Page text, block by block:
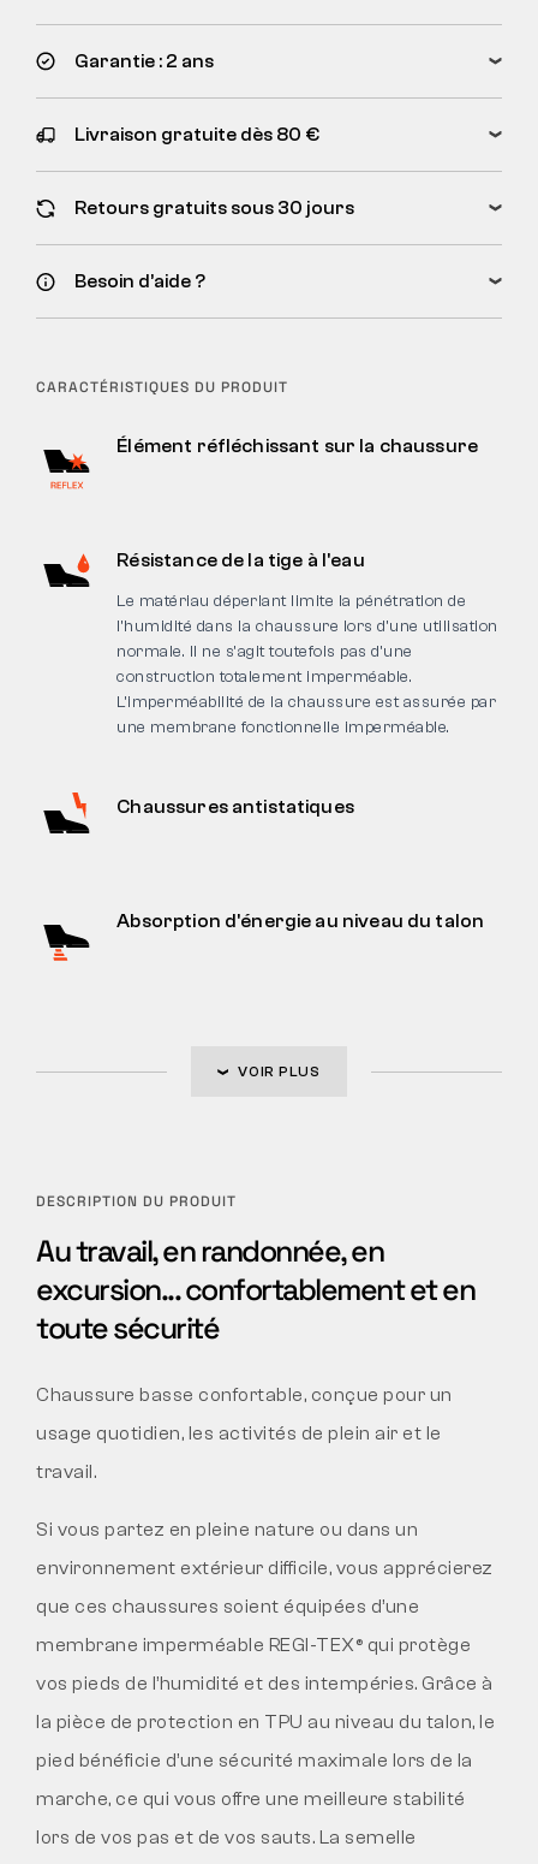
Garantie : 2 ans
Livraison gratuite dès 80 €
Retours gratuits sous 30 jours
Besoin d’aide ?
CARACTÉRISTIQUES DU PRODUIT
Élément réfléchissant sur la chaussure
Résistance de la tige à l'eau
Le matériau déperlant limite la pénétration de
l’humidité dans la chaussure lors d’une utilisation
normale. Il ne s’agit toutefois pas d’une
construction totalement imperméable.
L’imperméabilité de la chaussure est assurée par
une membrane fonctionnelle imperméable.
Chaussures antistatiques
Absorption d'énergie au niveau du talon
VOIR PLUS
DESCRIPTION DU PRODUIT
Au travail, en randonnée, en
excursion... confortablement et en
toute sécurité
Chaussure basse confortable, conçue pour un
usage quotidien, les activités de plein air et le
travail.
Si vous partez en pleine nature ou dans un
environnement extérieur difficile, vous apprécierez
que ces chaussures soient équipées d’une
membrane imperméable REGI-TEX® qui protège
vos pieds de l’humidité et des intempéries. Grâce à
la pièce de protection en TPU au niveau du talon, le
pied bénéficie d’une sécurité maximale lors de la
marche, ce qui vous offre une meilleure stabilité
lors de vos pas et de vos sauts. La semelle